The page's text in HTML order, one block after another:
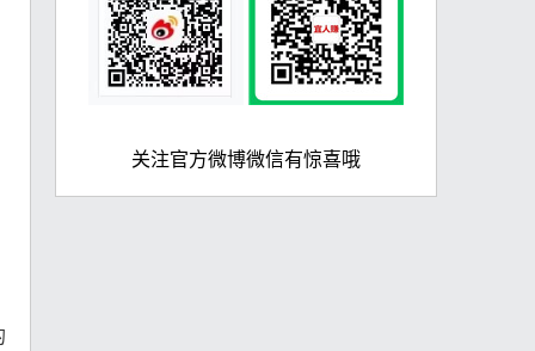
关注官方微博微信有惊喜哦